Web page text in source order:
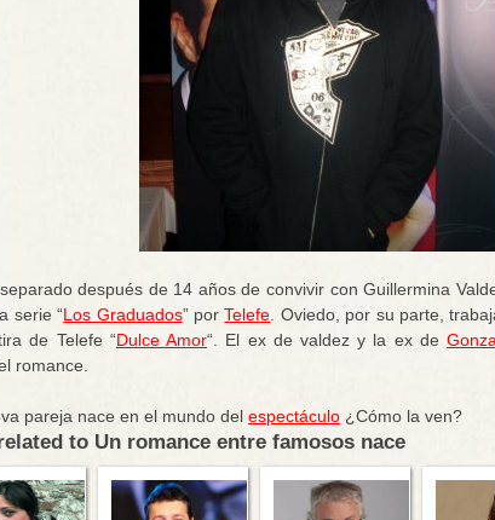
, separado después de 14 años de convivir con Guillermina
serie “Los Graduados” porTelefe . Oviedo, por su parte,
de Telefe “Dulce Amor“. El ex de valdez y la ex de
romance.
pareja nace en el mundo del espectáculo ¿Cómo la ven?
to Un romance entre famosos nace